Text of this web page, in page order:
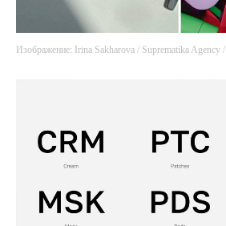
Изображение: Irina Sakharova / Suprematika Agency /